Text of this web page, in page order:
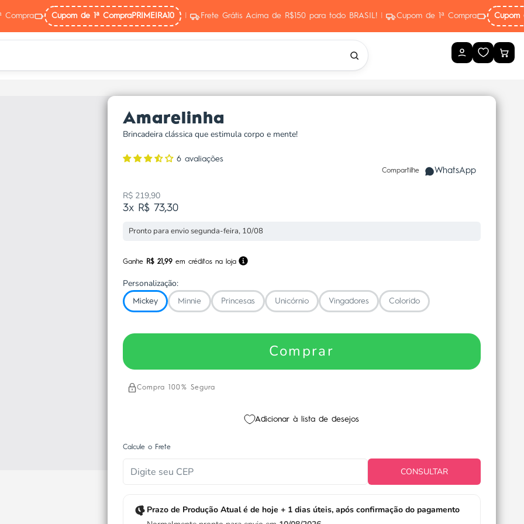
Compra Cupom de 1ª CompraPRIMEIRA10 Frete Grátis Acima de R$150 para todo BRASIL! Cupom de 1ª Compra Cupom
Amarelinha
Brincadeira clássica que estimula corpo e mente!
6 avaliações
Compartilhe WhatsApp
Preço promocional
R$ 219,90
3x R$ 73,30
Pronto para envio segunda-feira, 10/08
Ganhe R$ 21,99em créditos na loja
Personalização:
Mickey Minnie Princesas Unicórnio Vingadores Colorido
Comprar
Compra 100% Segura
Adicionar à lista de desejos
Calcule o Frete
CONSULTAR
Prazo de Produção Atual é de hoje + 1 dias úteis, após confirmação do pagamento